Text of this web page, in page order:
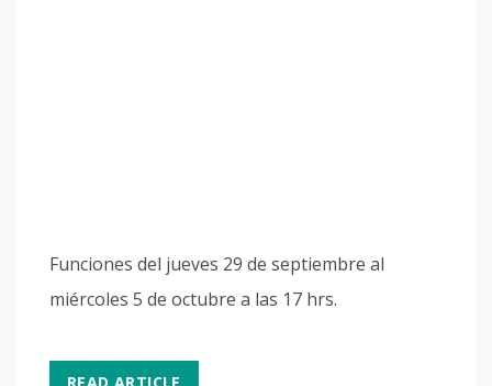
Funciones del jueves 29 de septiembre al
miércoles 5 de octubre a las 17 hrs.